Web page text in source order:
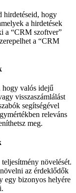
hirdetéseid, hogy
a hirdetések
a “CRM szoftver”
a “CRM
hogy valós idejű
visszaszámlálást
segítségével
releváns
meg.
növelését.
az érdeklődők
egy bizonyos helyére